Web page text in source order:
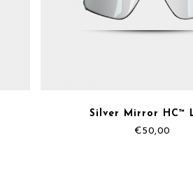
Silver Mirror HC™
€50,00